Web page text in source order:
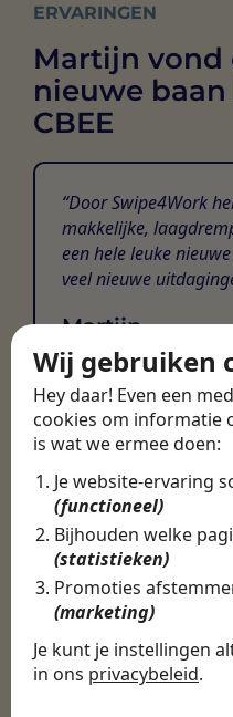
Wij gebruiken
Hey daar! Even een
cookies om informatie
is wat we ermee doen:
Je website-ervaring
(functioneel)
Bijhouden welke
(statistieken)
Promoties
(marketing)
Je kunt je instellingen
in ons privacybeleid.
ERVARINGEN
Martijn vond
nieuwe
CBEE
Door Swipe4Work
makkelijke,
een hele leuke
veel nieuwe
Martijn
Certinia Consultant